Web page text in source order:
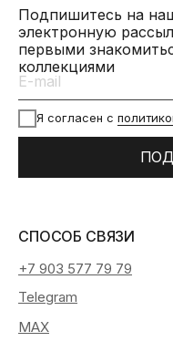
Подпишитесь на
электронную
первыми
коллекциями
Я согласен с
+7 903 577 79 79
СПОСОБ СВЯЗИ
Telegram
MAX